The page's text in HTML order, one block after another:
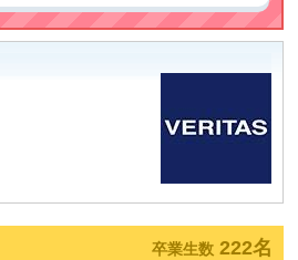
卒業生数 222名